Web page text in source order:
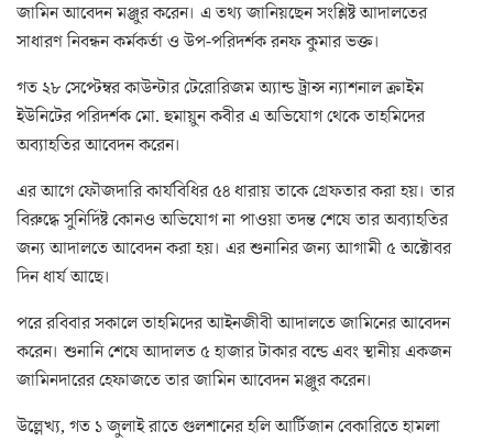
জামিন আবেদন মঞ্জুর করেন। এ তথ্য জানিয়ছেন সংশ্লিষ্ট আদালতের
সাধারণ নিবন্ধন কর্মকর্তা ও উপ-পরিদর্শক রনফ কুমার ভক্ত।
গত ২৮ সেপ্টেম্বর কাউন্টার টেরোরিজম অ্যান্ড ট্রান্স ন্যাশনাল ক্রাইম
ইউনিটের পরিদর্শক মো. হুমায়ুন কবীর এ অভিযোগ থেকে তাহমিদের
অব্যাহতির আবেদন করেন।
এর আগে ফৌজদারি কার্যবিধির ৫৪ ধারায় তাকে গ্রেফতার করা হয়। তার
বিরুদ্ধে সুনির্দিষ্ট কোনও অভিযোগ না পাওয়া তদন্ত শেষে তার অব্যাহতির
জন্য আদালতে আবেদন করা হয়। এর শুনানির জন্য আগামী ৫ অক্টোবর
দিন ধার্য আছে।
পরে রবিবার সকালে তাহমিদের আইনজীবী আদালতে জামিনের আবেদন
করেন। শুনানি শেষে আদালত ৫ হাজার টাকার বন্ডে এবং স্থানীয় একজন
জামিনদারের হেফাজতে তার জামিন আবেদন মঞ্জুর করেন।
উল্লেখ্য, গত ১ জুলাই রাতে গুলশানের হলি আর্টিজান বেকারিতে হামলা